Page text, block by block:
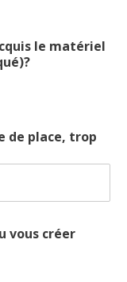
le matériel
de place, trop
vous créer